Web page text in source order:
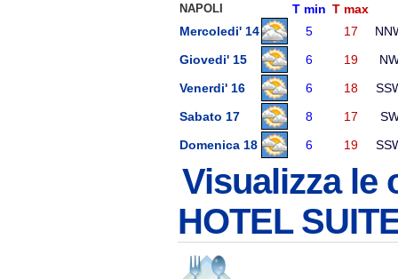
NAPOLI T min T max
Mercoledi' 14
5 17
Giovedi' 15
6 19
Venerdi' 16
6 18
Sabato 17
8 17
Domenica 18
6 19
Visualizza le
HOTEL